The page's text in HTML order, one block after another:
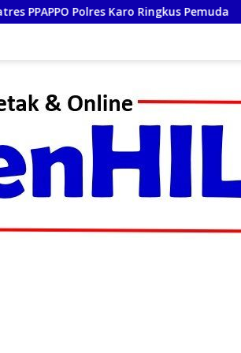
Pemuda